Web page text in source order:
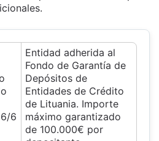
6
Entidad adherida al
Fondo de Garantía de
Depósitos de
Entidades de Crédito
de Lituania. Importe
máximo garantizado
de 100.000€ por